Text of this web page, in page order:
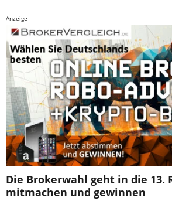
Anzeige
Die Brokerwahl geht in die 13.
mitmachen und gewinnen